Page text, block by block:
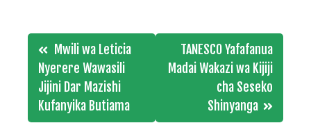
Post
navigation
Mwili wa Leticia
Nyerere Wawasili
Jijini Dar Mazishi
Kufanyika Butiama
TANESCO Yafafanua
Madai Wakazi wa Kijiji
cha Seseko
Shinyanga